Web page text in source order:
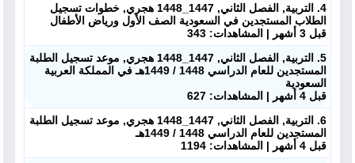
4. التربية, الفصل الثاني, 1447_1448 هجري, خطوات تسجيل
الطلاب المستجدين في السعودية الصف الأول ورياض الأطفال
قبل 3 أشهر | المشاهدات: 343
5. التربية, الفصل الثاني, 1447_1448 هجري, موعد تسجيل الطلبة
المستجدين للعام الدراسي 1448 / 1449هـ في المملكة العربية
السعودية
قبل 4 أشهر | المشاهدات: 627
6. التربية, الفصل الثاني, 1447_1448 هجري, موعد تسجيل الطلبة
المستجدين للعام الدراسي 1448 / 1449هـ
قبل 4 أشهر | المشاهدات: 1194